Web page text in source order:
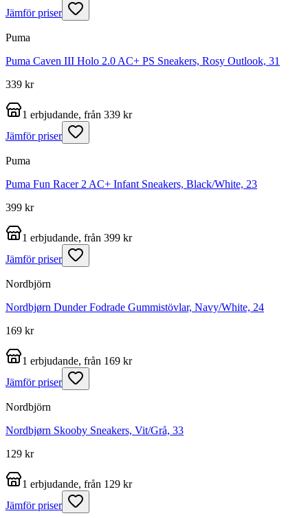
Jämför priser
Puma
Puma Caven III Holo 2.0 AC+ PS Sneakers, Rosy Outlook, 31
339 kr
1 erbjudande, från 339 kr
Jämför priser
Puma
Puma Fun Racer 2 AC+ Infant Sneakers, Black/White, 23
399 kr
1 erbjudande, från 399 kr
Jämför priser
Nordbjörn
Nordbjørn Dunder Fodrade Gummistövlar, Navy/White, 24
169 kr
1 erbjudande, från 169 kr
Jämför priser
Nordbjörn
Nordbjørn Skooby Sneakers, Vit/Grå, 33
129 kr
1 erbjudande, från 129 kr
Jämför priser